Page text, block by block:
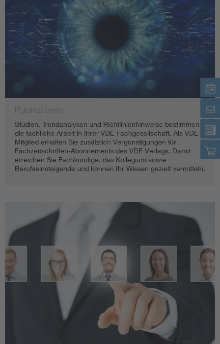
Publikationen
Studien, Trendanalysen und Richtlinienhinweise bestimmen
die fachliche Arbeit in Ihrer VDE Fachgesellschaft. Als VDE
Mitglied erhalten Sie zusätzlich Vergünstigungen für
Fachzeitschriften-Abonnements des VDE Verlags. Damit
erreichen Sie Fachkundige, das Kollegium sowie
Berufseinsteigende und können Ihr Wissen gezielt vermitteln.